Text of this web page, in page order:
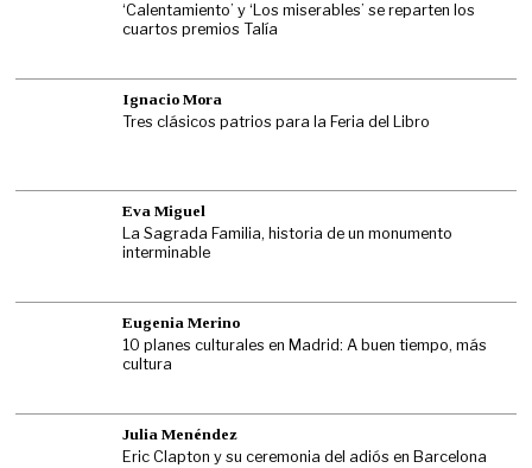
‘Calentamiento’ y ‘Los miserables’ se reparten los
cuartos premios Talía
Ignacio Mora
Tres clásicos patrios para la Feria del Libro
Eva Miguel
La Sagrada Familia, historia de un monumento
interminable
Eugenia Merino
10 planes culturales en Madrid: A buen tiempo, más
cultura
Julia Menéndez
Eric Clapton y su ceremonia del adiós en Barcelona